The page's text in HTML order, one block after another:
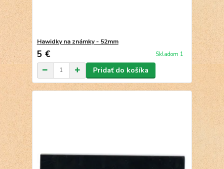
Hawidky na známky - 52mm
5 € Skladom 1
Pridať do košíka